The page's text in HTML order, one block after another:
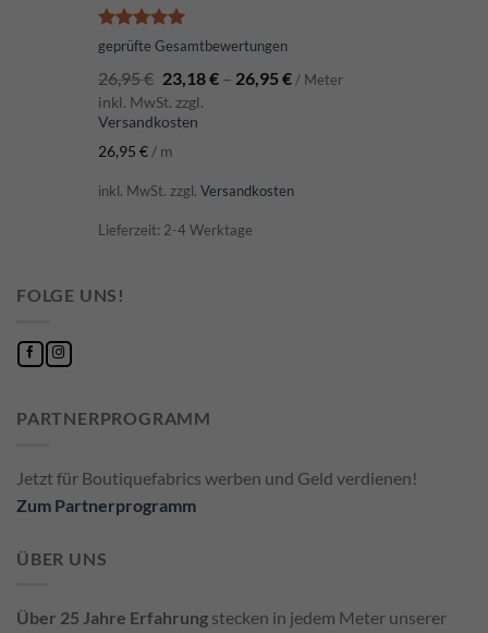
Bewertet
von 5
geprüfte Gesamtbewertungen
26,95€ 23,18€– 26,95€ / Meter
inkl. MwSt. zzgl.
Versandkosten
26,95 € / m
inkl. MwSt. zzgl. Versandkosten
Lieferzeit: 2-4 Werktage
FOLGE UNS!
PARTNERPROGRAMM
Jetzt für Boutiquefabrics werben und Geld verdienen!
Zum Partnerprogramm
ÜBER UNS
Über 25 Jahre Erfahrung stecken in jedem Meter unserer